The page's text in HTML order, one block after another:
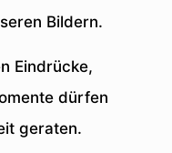
Bildern.
Eindrücke,
dürfen
geraten.